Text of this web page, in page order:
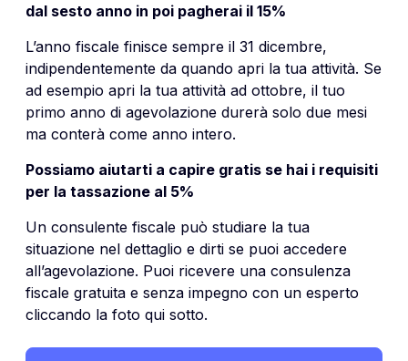
dal sesto anno in poi pagherai il 15%
L’anno fiscale finisce sempre il 31 dicembre,
indipendentemente da quando apri la tua attività. Se
ad esempio apri la tua attività ad ottobre, il tuo
primo anno di agevolazione durerà solo due mesi
ma conterà come anno intero.
Possiamo aiutarti a capire gratis se hai i requisiti
per la tassazione al 5%
Un consulente fiscale può studiare la tua
situazione nel dettaglio e dirti se puoi accedere
all’agevolazione. Puoi ricevere una consulenza
fiscale gratuita e senza impegno con un esperto
cliccando la foto qui sotto.